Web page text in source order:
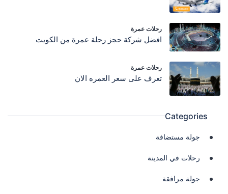
رحلات عمرة
افضل شركة حجز رحلة عمرة من الكويت
رحلات عمرة
تعرف على سعر العمره الان
Categories
جولة مستضافة
رحلات في المدينة
جولة مرافقة